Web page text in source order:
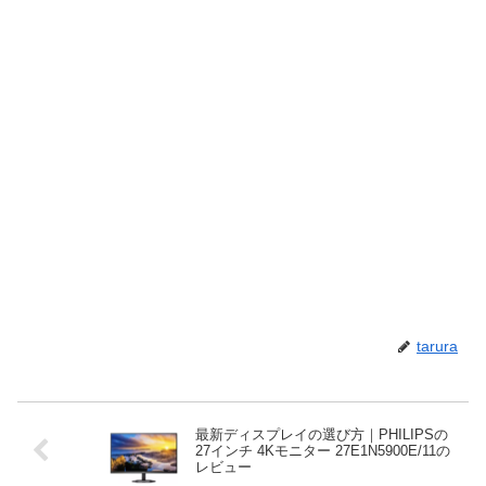
tarura
最新ディスプレイの選び方｜PHILIPSの
27インチ 4Kモニター 27E1N5900E/11の
レビュー